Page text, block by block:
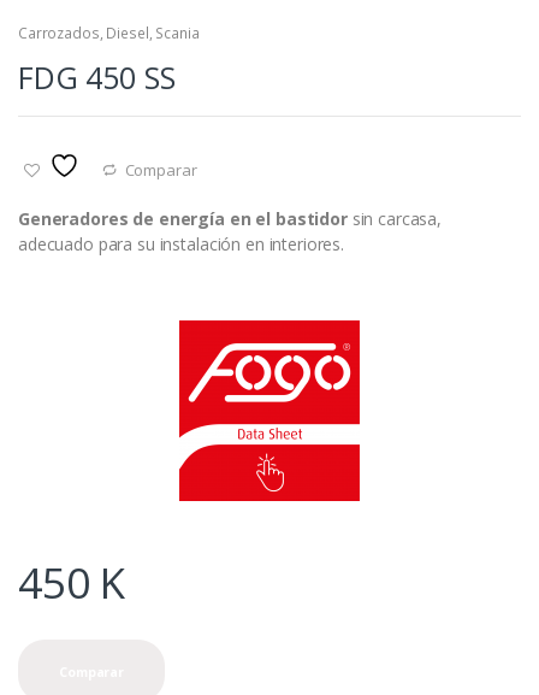
Carrozados, Diesel, Scania
FDG 450 SS
Comparar
Generadores de energía en el bastidorsin carcasa,
adecuado para su instalación en interiores.
450 K